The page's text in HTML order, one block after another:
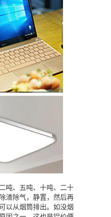
吨、五吨、十吨、二十
渣除气，静置，然后再
以从烟筒排出。如没烟